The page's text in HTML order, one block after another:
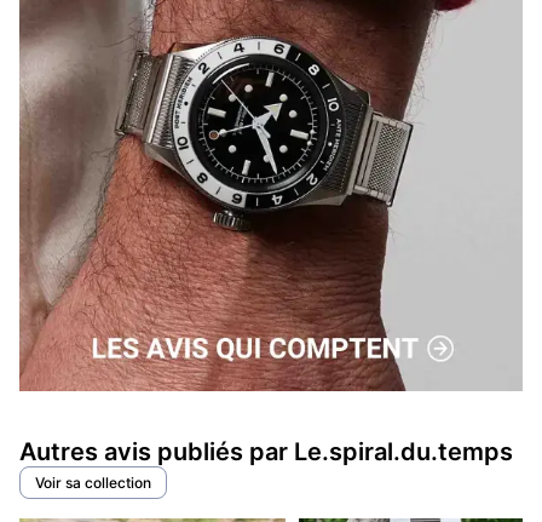
Autres avis publiés par Le.spiral.du.temps
Voir sa collection